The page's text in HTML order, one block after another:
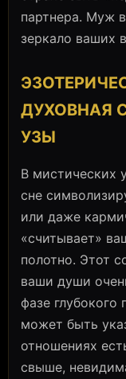
партнера. Муж
зеркало ваших
ДУХОВНАЯ
УЗЫ
В мистических
сне
или даже
«считывает»
полотно. Этот
ваши души
фазе глубокого
может быть
отношениях
свыше,